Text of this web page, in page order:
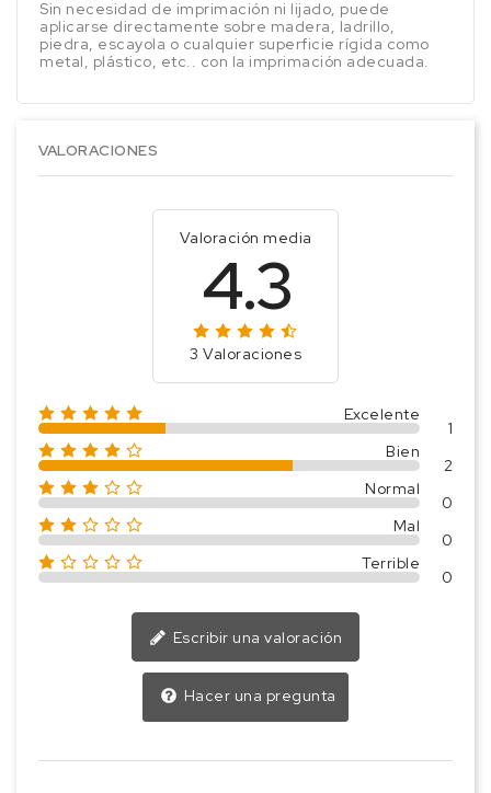
Sin necesidad de imprimación ni lijado, puede
aplicarse directamente sobre madera, ladrillo,
piedra, escayola o cualquier superficie rígida como
metal, plástico, etc.. con la imprimación adecuada.
VALORACIONES
Valoración media
4.3
3 Valoraciones
Excelente
1
Bien
2
Normal
0
Mal
0
Terrible
0
Escribir una valoración
Hacer una pregunta